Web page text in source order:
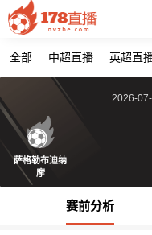
全部 中超直播 英超直
萨格勒布迪纳
摩
2026-
赛前分析